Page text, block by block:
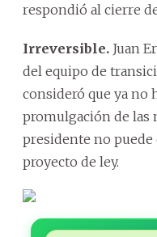
respondió al cierre
Irreversible. Juan
del equipo de
consideró que ya no
promulgación de las
presidente no puede
proyecto de ley.